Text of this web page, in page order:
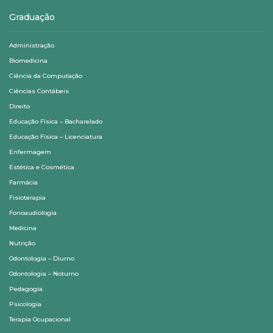
Graduação
Administração
Biomedicina
Ciência da Computação
Ciências Contábeis
Direito
Educação Física – Bacharelado
Educação Física – Licenciatura
Enfermagem
Estética e Cosmética
Farmácia
Fisioterapia
Fonoaudiologia
Medicina
Nutrição
Odontologia – Diurno
Odontologia – Noturno
Pedagogia
Psicologia
Terapia Ocupacional